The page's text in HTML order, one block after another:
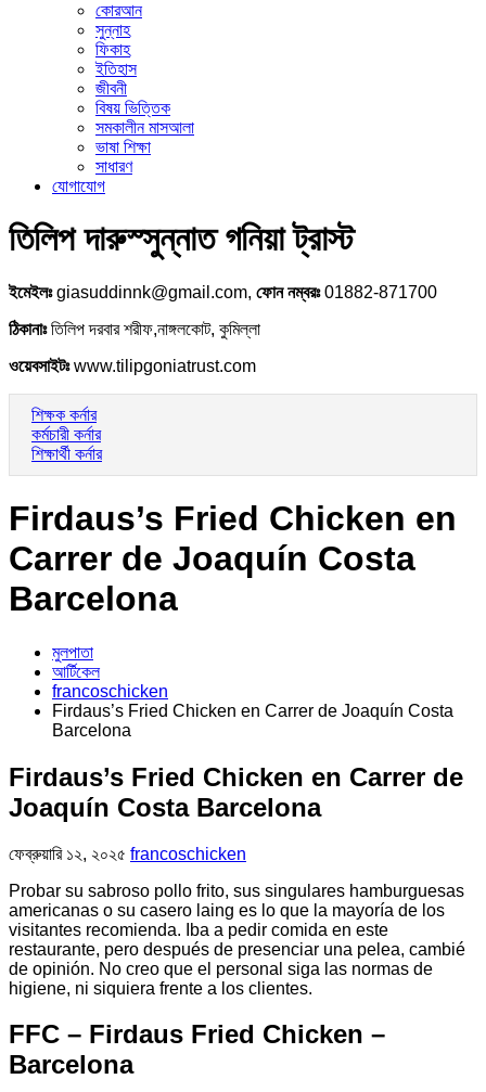
কোরআন
সুন্নাহ
ফিকাহ
ইতিহাস
জীবনী
বিষয় ভিত্তিক
সমকালীন মাসআলা
ভাষা শিক্ষা
সাধারণ
যোগাযোগ
তিলিপ দারুস্সুন্নাত গনিয়া ট্রাস্ট
ইমেইলঃgiasuddinnk@gmail.com, ফোন নম্বরঃ01882-871700
ঠিকানাঃতিলিপ দরবার শরীফ,নাঙ্গলকোট, কুমিল্লা
ওয়েবসাইটঃwww.tilipgoniatrust.com
শিক্ষক কর্নার
কর্মচারী কর্নার
শিক্ষার্থী কর্নার
Firdaus’s Fried Chicken en
Carrer de Joaquín Costa
Barcelona
মুলপাতা
আর্টিকেল
francoschicken
Firdaus’s Fried Chicken en Carrer de Joaquín Costa
Barcelona
Firdaus’s Fried Chicken en Carrer de
Joaquín Costa Barcelona
ফেব্রুয়ারি ১২, ২০২৫ francoschicken
Probar su sabroso pollo frito, sus singulares hamburguesas
americanas o su casero laing es lo que la mayoría de los
visitantes recomienda. Iba a pedir comida en este
restaurante, pero después de presenciar una pelea, cambié
de opinión. No creo que el personal siga las normas de
higiene, ni siquiera frente a los clientes.
FFC – Firdaus Fried Chicken –
Barcelona